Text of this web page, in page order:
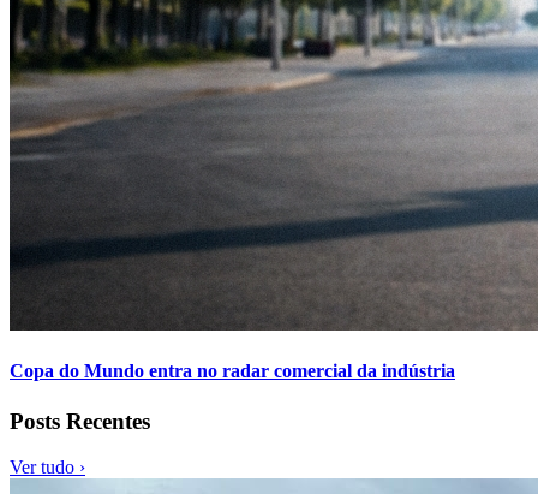
Copa do Mundo entra no radar comercial da indústria
Posts Recentes
Ver tudo ›